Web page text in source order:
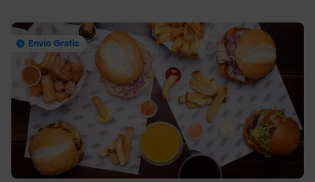
Envío Gratis